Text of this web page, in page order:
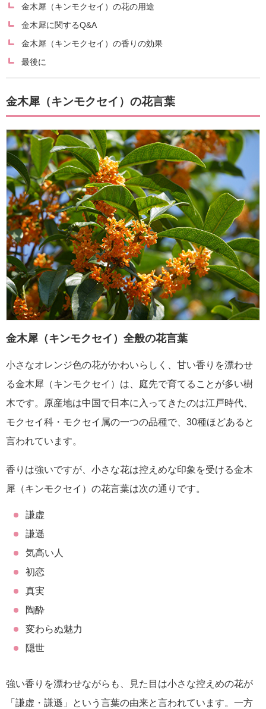
金木犀（キンモクセイ）の花の用途
金木犀に関するQ&A
金木犀（キンモクセイ）の香りの効果
最後に
金木犀（キンモクセイ）の花言葉
金木犀（キンモクセイ）全般の花言葉
小さなオレンジ色の花がかわいらしく、甘い香りを漂わせ
る金木犀（キンモクセイ）は、庭先で育てることが多い樹
木です。原産地は中国で日本に入ってきたのは江戸時代、
モクセイ科・モクセイ属の一つの品種で、30種ほどあると
言われています。
香りは強いですが、小さな花は控えめな印象を受ける金木
犀（キンモクセイ）の花言葉は次の通りです。
謙虚
謙遜
気高い人
初恋
真実
陶酔
変わらぬ魅力
隠世
強い香りを漂わせながらも、見た目は小さな控えめの花が
「謙虚・謙遜」という言葉の由来と言われています。一方